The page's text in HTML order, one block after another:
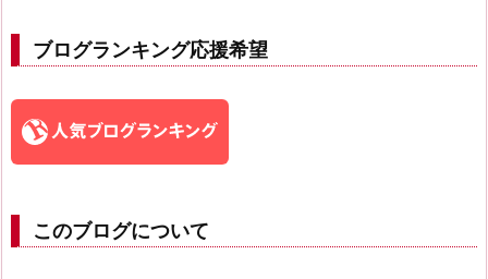
ブログランキング応援希望
このブログについて